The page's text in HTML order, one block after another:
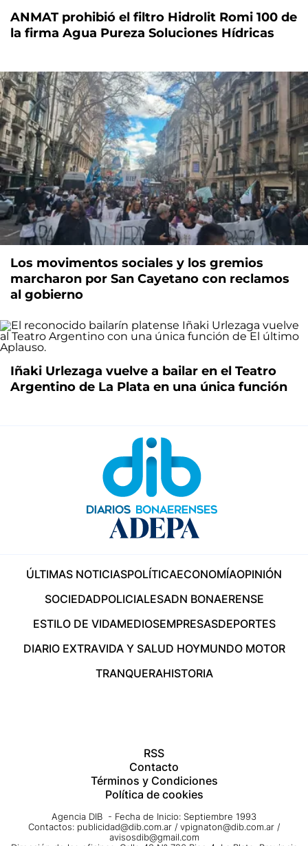
ANMAT prohibió el filtro Hidrolit Romi 100 de
la firma Agua Pureza Soluciones Hídricas
Los movimentos sociales y los gremios
marcharon por San Cayetano con reclamos
al gobierno
Iñaki Urlezaga vuelve a bailar en el Teatro
Argentino de La Plata en una única función
ÚLTIMAS NOTICIASPOLÍTICAECONOMÍAOPINIÓN
SOCIEDADPOLICIALESADN BONAERENSE
ESTILO DE VIDAMEDIOSEMPRESASDEPORTES
DIARIO EXTRAVIDA Y SALUD HOYMUNDO MOTOR
TRANQUERAHISTORIA
RSS
Contacto
Términos y Condiciones
Política de cookies
Agencia DIB - Fecha de Inicio: Septiembre 1993
Contactos: publicidad@dib.com.ar / vpignaton@dib.com.ar /
avisosdib@gmail.com